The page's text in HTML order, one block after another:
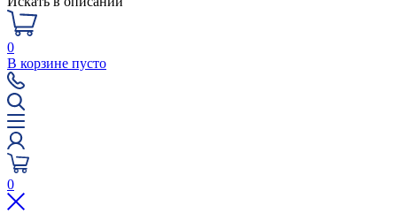
0
В корзине пусто
0